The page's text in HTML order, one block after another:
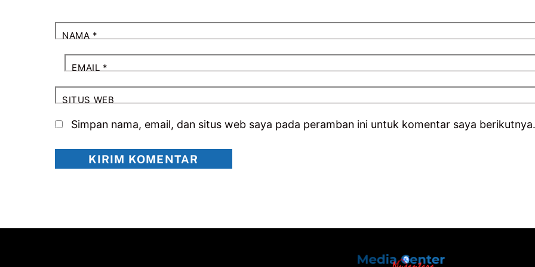
NAMA*
EMAIL*
SITUS WEB
Simpan nama, email, dan situs web saya pada peramban ini untuk komentar saya
Back